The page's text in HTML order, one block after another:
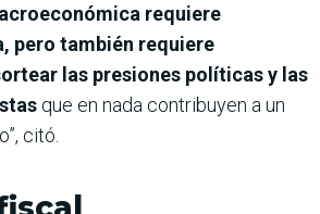
requiere
pero también requiere
las presiones políticas y las
que en nada contribuyen a un
citó.